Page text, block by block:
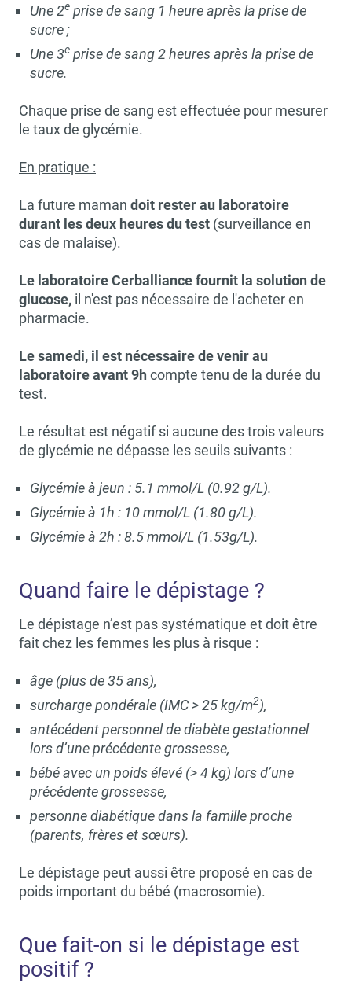
Une 2e prise de sang 1 heure après la prise de
sucre ;
Une 3e prise de sang 2 heures après la prise de
sucre.
Chaque prise de sang est effectuée pour mesurer
le taux de glycémie.
En pratique :
La future maman doit rester au laboratoire
durant les deux heures du test (surveillance en
cas de malaise).
Le laboratoire Cerballiance fournit la solution de
glucose, il n'est pas nécessaire de l'acheter en
pharmacie.
Le samedi, il est nécessaire de venir au
laboratoire avant 9hcompte tenu de la durée du
test.
Le résultat est négatif si aucune des trois valeurs
de glycémie ne dépasse les seuils suivants :
Glycémie à jeun : 5.1 mmol/L (0.92 g/L).
Glycémie à 1h : 10 mmol/L (1.80 g/L).
Glycémie à 2h : 8.5 mmol/L (1.53g/L).
Quand faire le dépistage ?
Le dépistage n’est pas systématique et doit être
fait chez les femmes les plus à risque :
âge (plus de 35 ans),
surcharge pondérale (IMC > 25 kg/m2),
antécédent personnel de diabète gestationnel
lors d’une précédente grossesse,
bébé avec un poids élevé (> 4 kg) lors d’une
précédente grossesse,
personne diabétique dans la famille proche
(parents, frères et sœurs).
Le dépistage peut aussi être proposé en cas de
poids important du bébé (macrosomie).
Que fait-on si le dépistage est
positif ?